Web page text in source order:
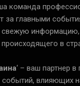
команда
за главными
свежую
в
‘ – ваш партнер
событий, влияющих